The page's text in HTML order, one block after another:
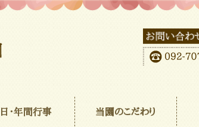
･年間行事 当園のこだわり